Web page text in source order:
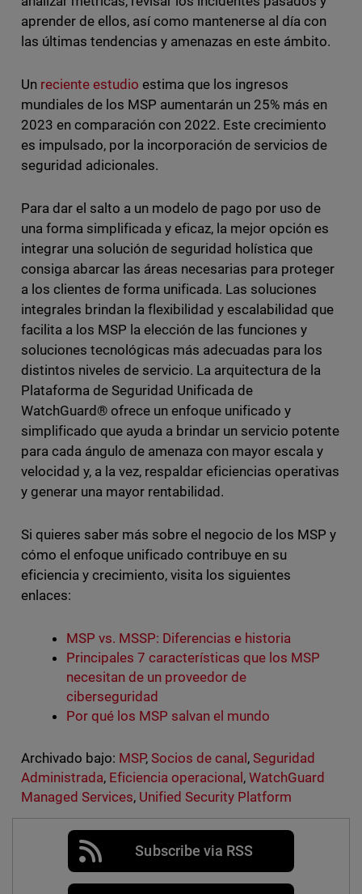
aprender de ellos, así como mantenerse al día con
las últimas tendencias y amenazas en este ámbito.
Un reciente estudio estima que los ingresos
mundiales de los MSP aumentarán un 25% más en
2023 en comparación con 2022. Este crecimiento
es impulsado, por la incorporación de servicios de
seguridad adicionales.
Para dar el salto a un modelo de pago por uso de
una forma simplificada y eficaz, la mejor opción es
integrar una solución de seguridad holística que
consiga abarcar las áreas necesarias para proteger
a los clientes de forma unificada. Las soluciones
integrales brindan la flexibilidad y escalabilidad que
facilita a los MSP la elección de las funciones y
soluciones tecnológicas más adecuadas para los
distintos niveles de servicio. La arquitectura de la
Plataforma de Seguridad Unificada de
WatchGuard® ofrece un enfoque unificado y
simplificado que ayuda a brindar un servicio potente
para cada ángulo de amenaza con mayor escala y
velocidad y, a la vez, respaldar eficiencias operativas
y generar una mayor rentabilidad.
Si quieres saber más sobre el negocio de los MSP y
cómo el enfoque unificado contribuye en su
eficiencia y crecimiento, visita los siguientes
enlaces:
MSP vs. MSSP: Diferencias e historia
Principales 7 características que los MSP
necesitan de un proveedor de
ciberseguridad
Por qué los MSP salvan el mundo
Archivado bajo: MSP, Socios de canal ,Seguridad
Administrada, Eficiencia operacional ,WatchGuard
Managed Services, Unified Security Platform
Subscribe via RSS